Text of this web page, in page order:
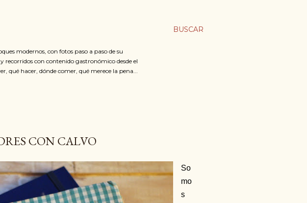
BUSCAR
modernos, con fotos paso a paso de su
recorridos con contenido gastronómico desde el
qué hacer, dónde comer, qué merece la pena...
CON CALVO
So
mo
s